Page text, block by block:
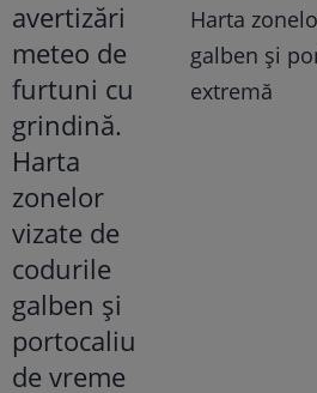
Harta
galben și
extremă